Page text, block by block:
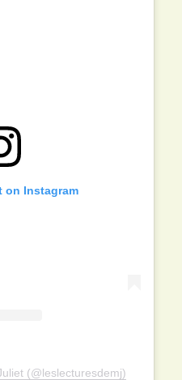
on Instagram
(@leslecturesdemj)